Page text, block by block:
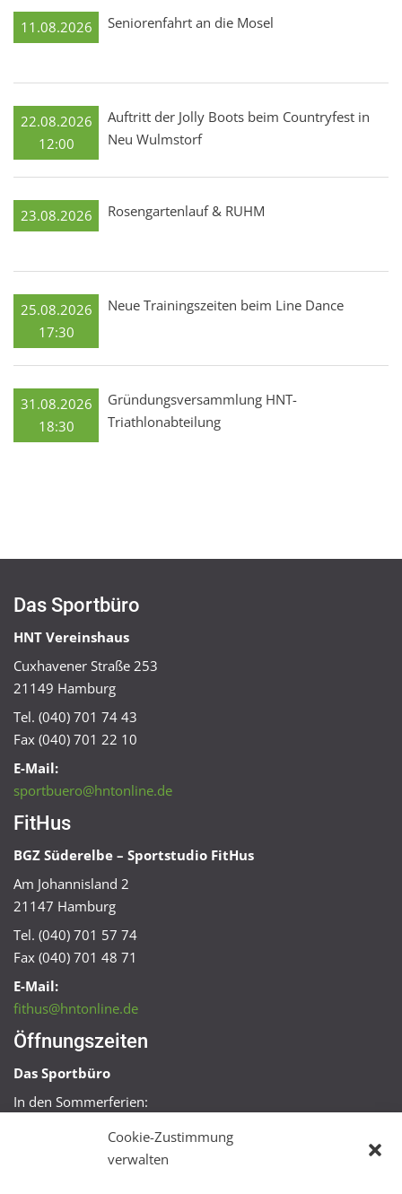
Cookie-Zustimmung
verwalten
11.08.2026 Seniorenfahrt an die Mosel
22.08.2026
12:00
Auftritt der Jolly Boots beim Countryfest in
Neu Wulmstorf
23.08.2026 Rosengartenlauf & RUHM
25.08.2026
17:30
Neue Trainingszeiten beim Line Dance
31.08.2026
18:30
Gründungsversammlung HNT-
Triathlonabteilung
Das Sportbüro
HNT Vereinshaus
Cuxhavener Straße 253
21149 Hamburg
Tel. (040) 701 74 43
Fax (040) 701 22 10
E-Mail:
sportbuero@hntonline.de
FitHus
BGZ Süderelbe – Sportstudio FitHus
Am Johannisland 2
21147 Hamburg
Tel. (040) 701 57 74
Fax (040) 701 48 71
E-Mail:
fithus@hntonline.de
Öffnungszeiten
Das Sportbüro
In den Sommerferien:
Mo + Mi 16:00 – 18:00 Uhr